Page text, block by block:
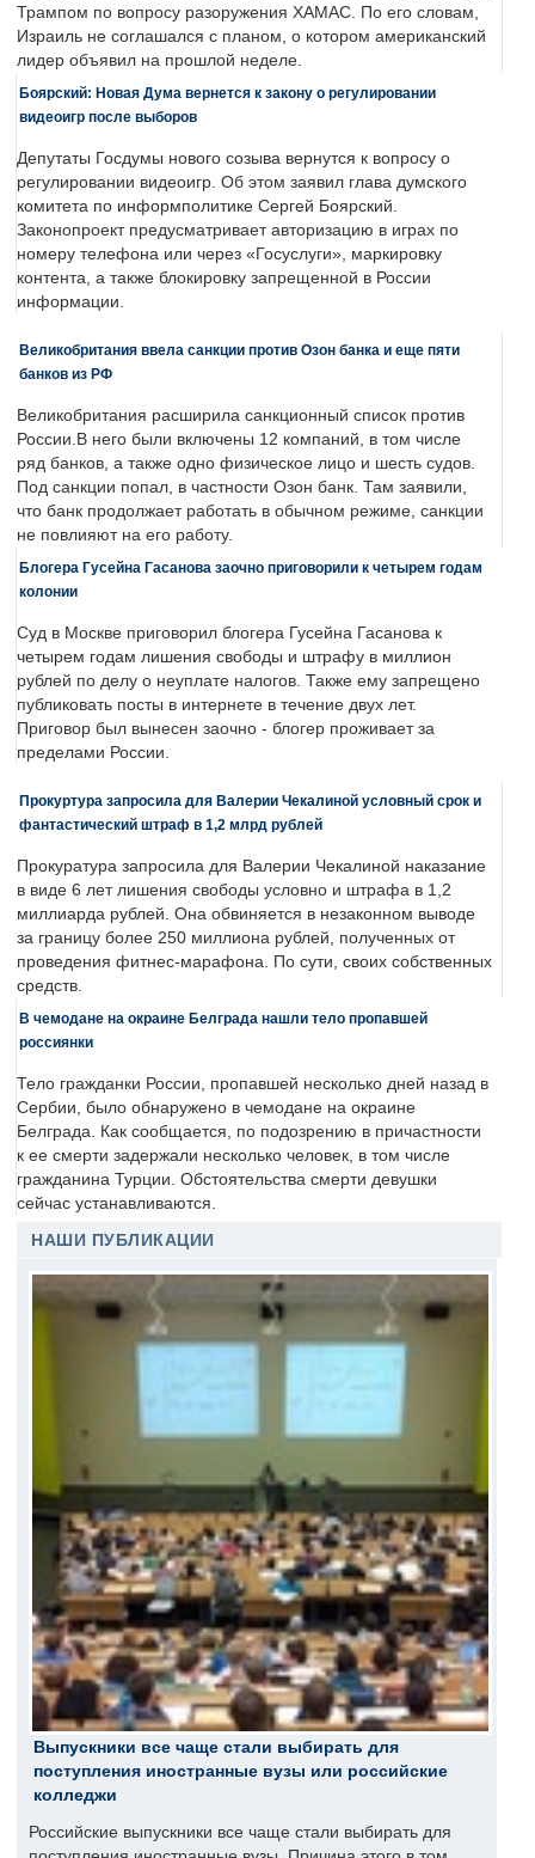
Трампом по вопросу разоружения ХАМАС. По его словам,
Израиль не соглашался с планом, о котором американский
лидер объявил на прошлой неделе.
Боярский: Новая Дума вернется к закону о регулировании
видеоигр после выборов
Депутаты Госдумы нового созыва вернутся к вопросу о
регулировании видеоигр. Об этом заявил глава думского
комитета по информполитике Сергей Боярский.
Законопроект предусматривает авторизацию в играх по
номеру телефона или через «Госуслуги», маркировку
контента, а также блокировку запрещенной в России
информации.
Великобритания ввела санкции против Озон банка и еще пяти
банков из РФ
Великобритания расширила санкционный список против
России.В него были включены 12 компаний, в том числе
ряд банков, а также одно физическое лицо и шесть судов.
Под санкции попал, в частности Озон банк. Там заявили,
что банк продолжает работать в обычном режиме, санкции
не повлияют на его работу.
Блогера Гусейна Гасанова заочно приговорили к четырем годам
колонии
Суд в Москве приговорил блогера Гусейна Гасанова к
четырем годам лишения свободы и штрафу в миллион
рублей по делу о неуплате налогов. Также ему запрещено
публиковать посты в интернете в течение двух лет.
Приговор был вынесен заочно - блогер проживает за
пределами России.
Прокуртура запросила для Валерии Чекалиной условный срок и
фантастический штраф в 1,2 млрд рублей
Прокуратура запросила для Валерии Чекалиной наказание
в виде 6 лет лишения свободы условно и штрафа в 1,2
миллиарда рублей. Она обвиняется в незаконном выводе
за границу более 250 миллиона рублей, полученных от
проведения фитнес-марафона. По сути, своих собственных
средств.
В чемодане на окраине Белграда нашли тело пропавшей
россиянки
Тело гражданки России, пропавшей несколько дней назад в
Сербии, было обнаружено в чемодане на окраине
Белграда. Как сообщается, по подозрению в причастности
к ее смерти задержали несколько человек, в том числе
гражданина Турции. Обстоятельства смерти девушки
сейчас устанавливаются.
НАШИ ПУБЛИКАЦИИ
Выпускники все чаще стали выбирать для
поступления иностранные вузы или российские
колледжи
Российские выпускники все чаще стали выбирать для